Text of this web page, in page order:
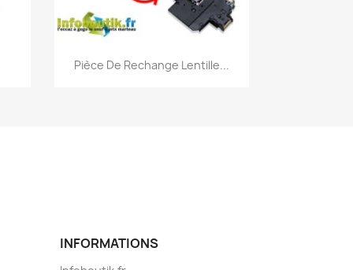
Aperçu rapide
Pièce De Rechange Lentille...
INFORMATIONS